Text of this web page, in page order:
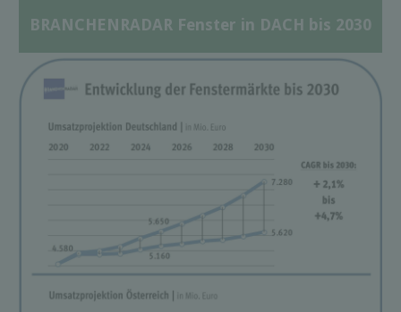
BRANCHENRADAR Fenster in DACH bis 2030